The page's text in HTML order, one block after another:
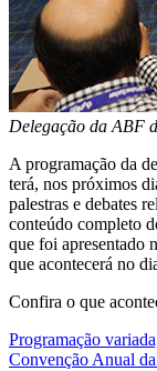
Delegação da ABF
A programação da
terá, nos próximos
palestras e debates
conteúdo completo
que foi apresentado
que acontecerá no
Confira o que
Programação
Convenção Anual